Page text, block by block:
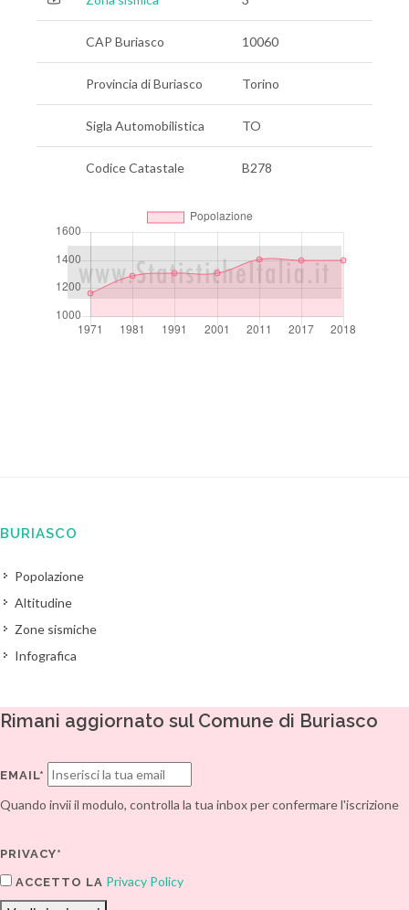
CAP Buriasco 10060
Provincia di Buriasco Torino
Sigla Automobilistica TO
Codice Catastale B278
BURIASCO
Popolazione
Altitudine
Zone sismiche
Infografica
Rimani aggiornato sul Comune di Buriasco
EMAIL*
Quando invii il modulo, controlla la tua inbox per confermare l'iscrizione
PRIVACY*
ACCETTO LA Privacy Policy